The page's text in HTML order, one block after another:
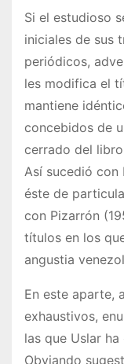
Si el estudioso
iniciales de sus
periódicos,
les modifica el
mantiene
concebidos de
cerrado del
Así sucedió con
éste de
con Pizarrón
títulos en los
angustia
En este aparte,
exhaustivos,
las que Uslar
Obviando